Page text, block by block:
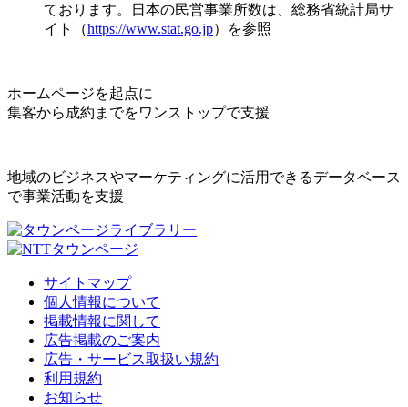
ております。日本の民営事業所数は、総務省統計局サ
イト（https://www.stat.go.jp）を参照
ホームページを起点に
集客から成約までをワンストップで支援
地域のビジネスやマーケティングに活用できるデータベース
で事業活動を支援
サイトマップ
個人情報について
掲載情報に関して
広告掲載のご案内
広告・サービス取扱い規約
利用規約
お知らせ